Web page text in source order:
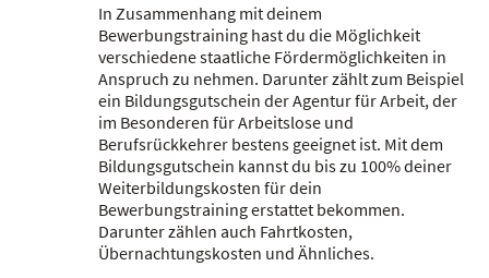
In Zusammenhang mit deinem
Bewerbungstraining hast du die Möglichkeit
verschiedene staatliche Fördermöglichkeiten in
Anspruch zu nehmen. Darunter zählt zum Beispiel
ein Bildungsgutschein der Agentur für Arbeit, der
im Besonderen für Arbeitslose und
Berufsrückkehrer bestens geeignet ist. Mit dem
Bildungsgutschein kannst du bis zu 100% deiner
Weiterbildungskosten für dein
Bewerbungstraining erstattet bekommen.
Darunter zählen auch Fahrtkosten,
Übernachtungskosten und Ähnliches.